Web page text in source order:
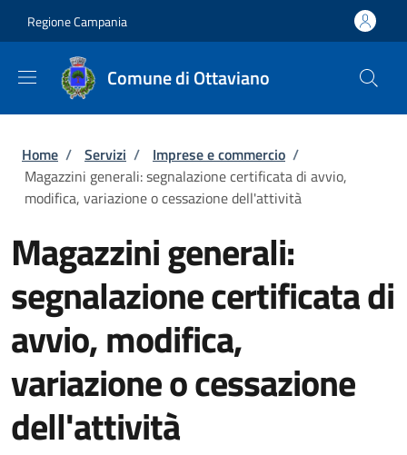
Regione Campania
Comune di Ottaviano
Briciole di pane
Home / Servizi / Imprese e commercio /
Magazzini generali: segnalazione certificata di avvio,
modifica, variazione o cessazione dell'attività
Magazzini generali:
segnalazione certificata di
avvio, modifica,
variazione o cessazione
dell'attività